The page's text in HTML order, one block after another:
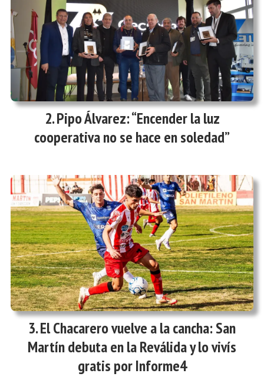
Pipo Álvarez: “Encender la luz
cooperativa no se hace en soledad”
El Chacarero vuelve a la cancha: San
Martín debuta en la Reválida y lo vivís
gratis por Informe4